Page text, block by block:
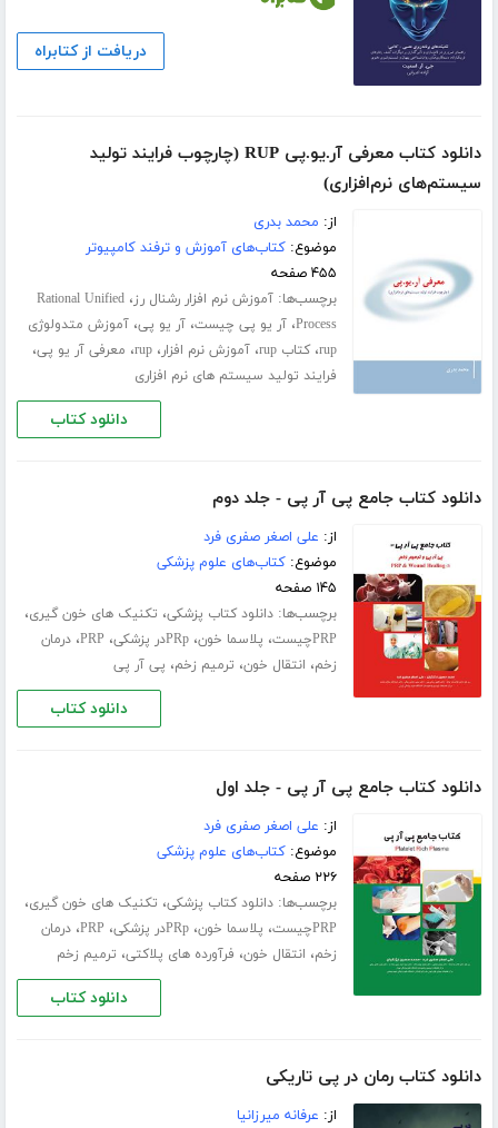
دریافت از کتابراه
دانلود کتاب معرفی آر.یو.پی RUP (چارچوب فرایند تولید
سیستم‌های نرم‌افزاری)
از: محمد بدری
موضوع:کتاب‌های آموزش و ترفند کامپیوتر
۴۵۵ صفحه
برچسب‌ها:آموزش نرم افزار رشنال رز،Rational Unified
Process،آر یو پی چیست،آر یو پی،آموزش متدولوژی
rup،کتاب rup ،آموزش نرم افزار،rup، معرفی آر یو پی،
فرایند تولید سیستم های نرم افزاری
دانلود کتاب
دانلود کتاب جامع پی آر پی - جلد دوم
از: علی اصغر صفری فرد
موضوع:کتاب‌های علوم پزشکی
۱۴۵ صفحه
برچسب‌ها:دانلود کتاب پزشکی، تکنیک های خون گیری،
PRPچیست ، پلاسما خون،PRpدر پزشکی ، PRP،درمان
زخم، انتقال خون، ترمیم زخم، پی آر پی
دانلود کتاب
دانلود کتاب جامع پی آر پی - جلد اول
از: علی اصغر صفری فرد
موضوع:کتاب‌های علوم پزشکی
۲۲۶ صفحه
برچسب‌ها:دانلود کتاب پزشکی، تکنیک های خون گیری،
PRPچیست ، پلاسما خون،PRpدر پزشکی ، PRP،درمان
زخم، انتقال خون، فرآورده های پلاکتی، ترمیم زخم
دانلود کتاب
دانلود کتاب رمان در پی تاریکی
از: عرفانه میرزانیا